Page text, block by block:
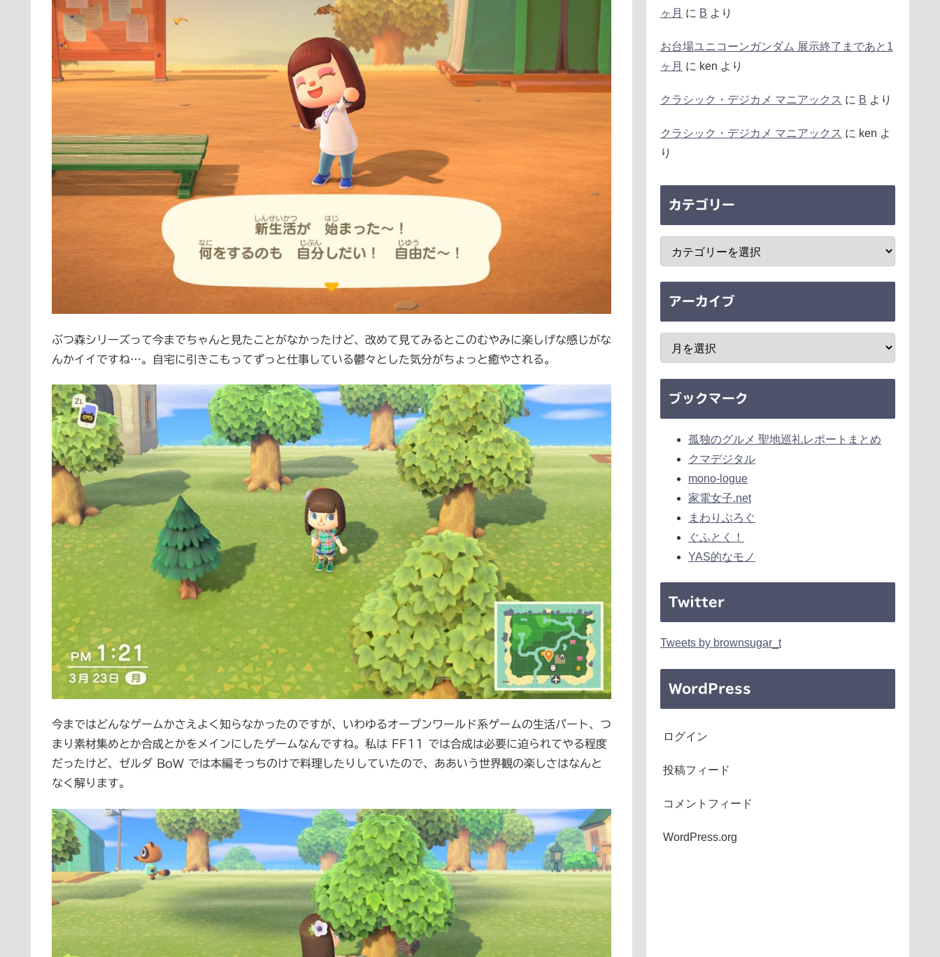
ぶつ森シリーズって今までちゃんと見たことがなかったけど、改めて見てみるとこのむやみに楽しげな感じがな
んかイイですね…。自宅に引きこもってずっと仕事している鬱々とした気分がちょっと癒やされる。
今まではどんなゲームかさえよく知らなかったのですが、いわゆるオープンワールド系ゲームの生活パート、つ
まり素材集めとか合成とかをメインにしたゲームなんですね。私は FF11 では合成は必要に迫られてやる程度
だったけど、ゼルダ BoW では本編そっちのけで料理したりしていたので、ああいう世界観の楽しさはなんと
なく解ります。
ヶ月 に B より
お台場ユニコーンガンダム 展示終了まであと1
ヶ月 に ken より
クラシック・デジカメ マニアックス に B より
クラシック・デジカメ マニアックス に ken よ
り
カテゴリー
アーカイブ
ブックマーク
孤独のグルメ 聖地巡礼レポートまとめ
クマデジタル
mono-logue
家電女子.net
まわりぶろぐ
ぐふとく！
YAS的なモノ
Twitter
Tweets by brownsugar_t
WordPress
ログイン
投稿フィード
コメントフィード
WordPress.org